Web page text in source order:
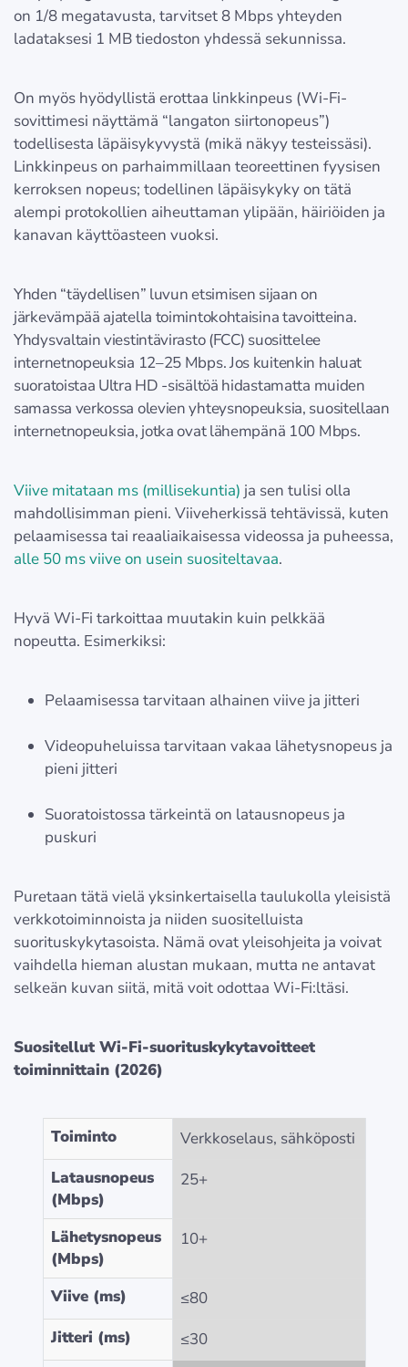
on 1/8 megatavusta, tarvitset 8 Mbps yhteyden
ladataksesi 1 MB tiedoston yhdessä sekunnissa.
On myös hyödyllistä erottaa linkkinpeus (Wi-Fi-
sovittimesi näyttämä “langaton siirtonopeus”)
todellisesta läpäisykyvystä (mikä näkyy testeissäsi).
Linkkinpeus on parhaimmillaan teoreettinen fyysisen
kerroksen nopeus; todellinen läpäisykyky on tätä
alempi protokollien aiheuttaman ylipään, häiriöiden ja
kanavan käyttöasteen vuoksi.
Yhden “täydellisen” luvun etsimisen sijaan on
järkevämpää ajatella toimintokohtaisina tavoitteina.
Yhdysvaltain viestintävirasto (FCC) suosittelee
internetnopeuksia 12–25 Mbps. Jos kuitenkin haluat
suoratoistaa Ultra HD -sisältöä hidastamatta muiden
samassa verkossa olevien yhteysnopeuksia, suositellaan
internetnopeuksia, jotka ovat lähempänä 100 Mbps.
Viive mitataan ms (millisekuntia) ja sen tulisi olla
mahdollisimman pieni. Viiveherkissä tehtävissä, kuten
pelaamisessa tai reaaliaikaisessa videossa ja puheessa,
alle 50 ms viive on usein suositeltavaa.
Hyvä Wi-Fi tarkoittaa muutakin kuin pelkkää
nopeutta. Esimerkiksi:
Pelaamisessa tarvitaan alhainen viive ja jitteri
Videopuheluissa tarvitaan vakaa lähetysnopeus ja
pieni jitteri
Suoratoistossa tärkeintä on latausnopeus ja
puskuri
Puretaan tätä vielä yksinkertaisella taulukolla yleisistä
verkkotoiminnoista ja niiden suositelluista
suorituskykytasoista. Nämä ovat yleisohjeita ja voivat
vaihdella hieman alustan mukaan, mutta ne antavat
selkeän kuvan siitä, mitä voit odottaa Wi-Fi:ltäsi.
Suositellut Wi-Fi-suorituskykytavoitteet
toiminnittain (2026)
Toiminto
Verkkoselaus, sähköposti
Latausnopeus
(Mbps)
25+
Lähetysnopeus
(Mbps)
10+
Viive (ms)
≤80
Jitteri (ms)
≤30